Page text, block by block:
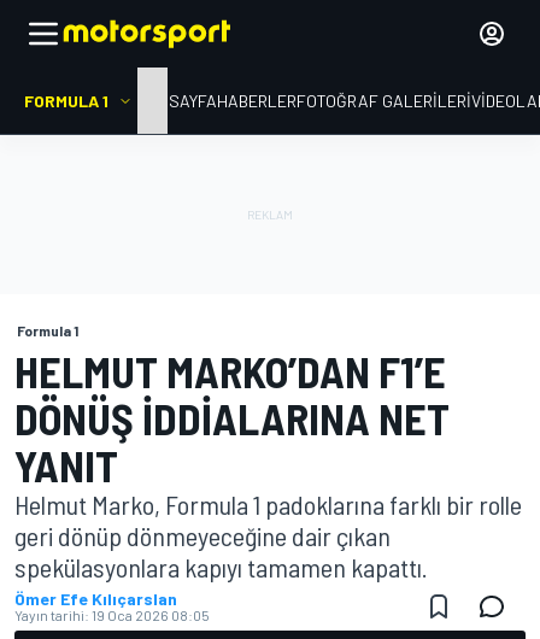
FORMULA 1 ANA SAYFAHABERLERFOTOĞRAF GALERILERI
Formula 1
HELMUT MARKO’DAN F1’E
DÖNÜŞ IDDIALARINA NET
YANIT
Helmut Marko, Formula 1 padoklarına farklı bir rolle
geri dönüp dönmeyeceğine dair çıkan
spekülasyonlara kapıyı tamamen kapattı.
Ömer Efe Kılıçarslan
Yayın tarihi: 19 Oca 2026 08:05